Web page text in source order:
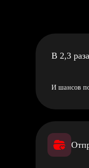
В 2,3
И шансов